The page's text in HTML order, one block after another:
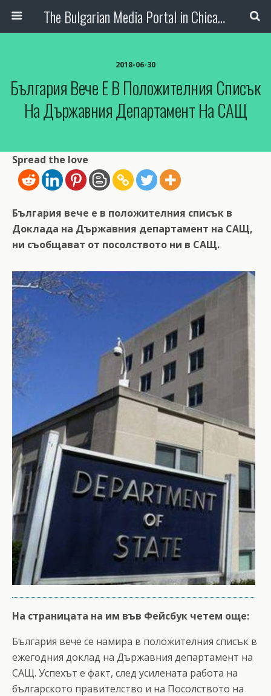
The Bulgarian Media Portal in Chicago
2018-06-30
България Вече Е В Положителния Списък
На Държавния Департамент На САЩ
Spread the love
България вече е в положителния списък в
Доклада на Държавния департамент на САЩ,
ни съобщават от посолството ни в САЩ.
На страницата на им във Фейсбук четем още:
България вече се намира в положителния списък в
ежегодния доклад на Държавния департамент на
САЩ. Успехът е факт, след усилената работа на
българското правителство и на Посолството на